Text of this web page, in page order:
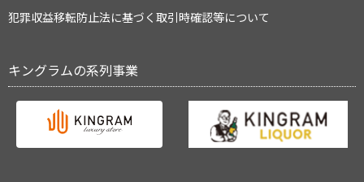
犯罪収益移転防止法に基づく取引時確認等について
キングラムの系列事業